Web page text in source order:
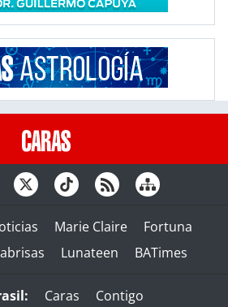
Marie Claire
Fortuna
Lunateen BATimes
Caras
Contigo